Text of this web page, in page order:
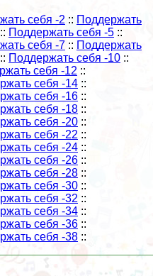
себя -2 :: Поддержать
:: Поддержать себя -5 ::
себя -7 :: Поддержать
:: Поддержать себя -10 ::
себя -12 ::
себя -14 ::
себя -16 ::
себя -18 ::
себя -20 ::
себя -22 ::
себя -24 ::
себя -26 ::
себя -28 ::
себя -30 ::
себя -32 ::
себя -34 ::
себя -36 ::
себя -38 ::